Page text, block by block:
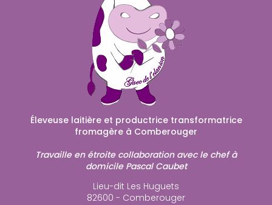
Éleveuse laitière et productrice transformatrice
fromagère à Comberouger
Travaille en étroite collaboration avec le chef à
domicile Pascal Caubet
Lieu-dit Les Huguets
82600 - Comberouger